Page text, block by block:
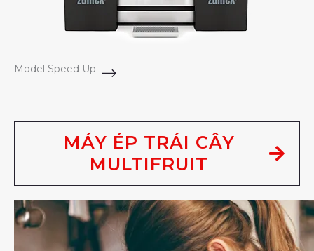
Model Speed Up
MÁY ÉP TRÁI CÂY
MULTIFRUIT